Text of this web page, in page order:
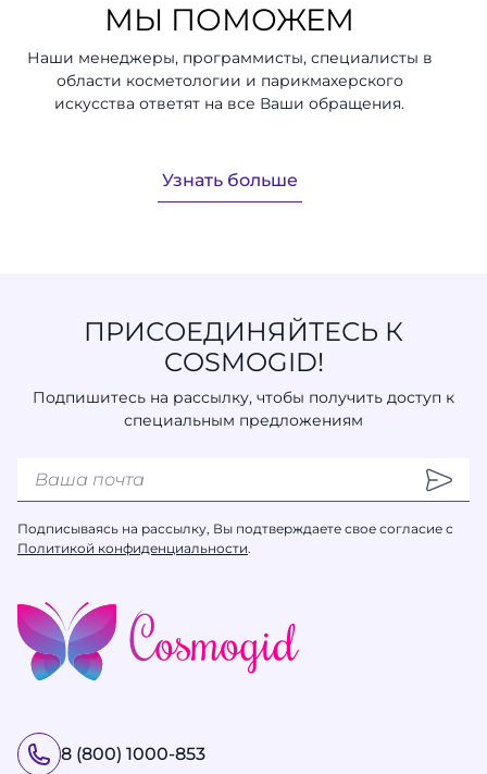
МЫ ПОМОЖЕМ
Наши менеджеры, программисты, специалисты в
области косметологии и парикмахерского
искусства ответят на все Ваши обращения.
Узнать больше
ПРИСОЕДИНЯЙТЕСЬ К
COSMOGID!
Подпишитесь на рассылку, чтобы получить доступ к
специальным предложениям
Подписываясь на рассылку, Вы подтверждаете свое согласие с
Политикой конфиденциальности.
8 (800) 1000-853